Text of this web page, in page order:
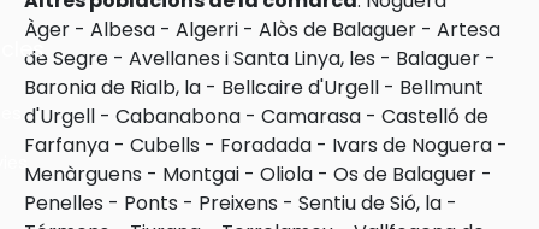
Àger - Albesa - Algerri - Alòs de Balaguer - Artesa
de Segre - Avellanes i Santa Linya, les - Balaguer -
Baronia de Rialb, la - Bellcaire d'Urgell - Bellmunt
d'Urgell - Cabanabona - Camarasa - Castelló de
Farfanya - Cubells - Foradada - Ivars de Noguera -
Menàrguens - Montgai - Oliola - Os de Balaguer -
Penelles - Ponts - Preixens - Sentiu de Sió, la -